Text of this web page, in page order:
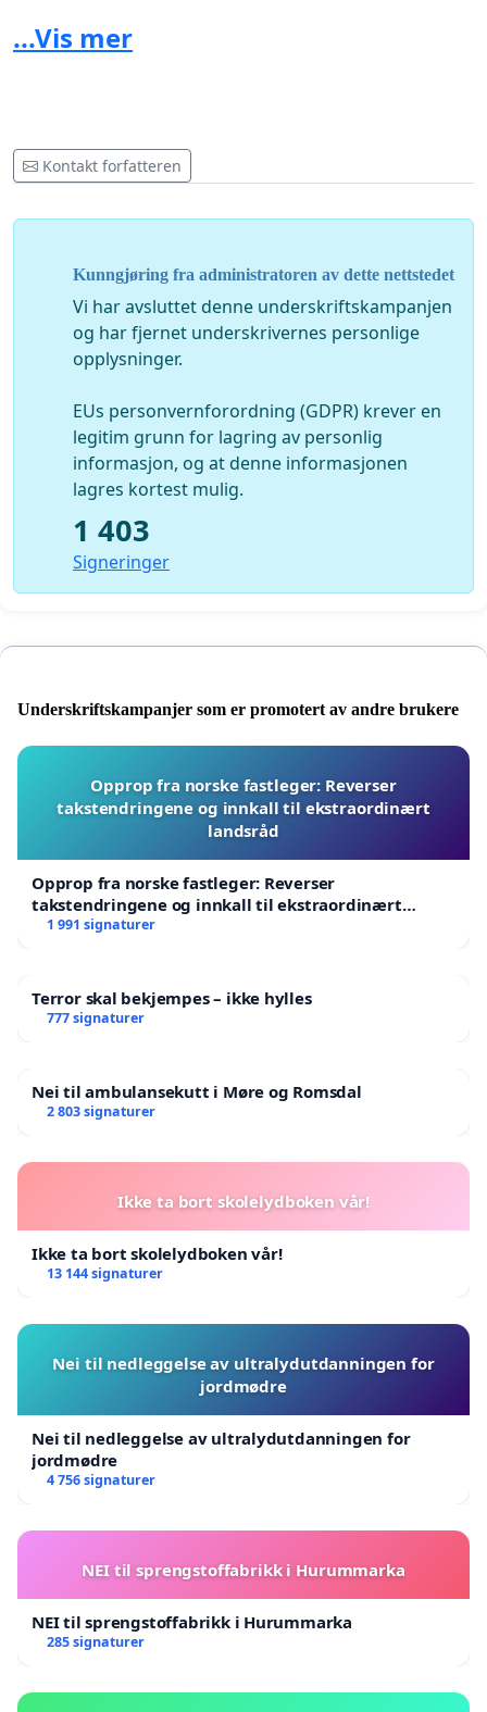
...Vis mer
Kontakt forfatteren
Kunngjøring fra administratoren av dette nettstedet
Vi har avsluttet denne underskriftskampanjen
og har fjernet underskrivernes personlige
opplysninger.
EUs personvernforordning (GDPR) krever en
legitim grunn for lagring av personlig
informasjon, og at denne informasjonen
lagres kortest mulig.
1 403
Signeringer
Underskriftskampanjer som er promotert av andre brukere
Opprop fra norske fastleger: Reverser
takstendringene og innkall til ekstraordinært
landsråd
Opprop fra norske fastleger: Reverser
takstendringene og innkall til ekstraordinært
landsråd
1 991 signaturer
Terror skal bekjempes – ikke hylles
777 signaturer
Nei til ambulansekutt i Møre og Romsdal
2 803 signaturer
Ikke ta bort skolelydboken vår!
Ikke ta bort skolelydboken vår!
13 144 signaturer
Nei til nedleggelse av ultralydutdanningen for
jordmødre
Nei til nedleggelse av ultralydutdanningen for
jordmødre
4 756 signaturer
NEI til sprengstoffabrikk i Hurummarka
NEI til sprengstoffabrikk i Hurummarka
285 signaturer